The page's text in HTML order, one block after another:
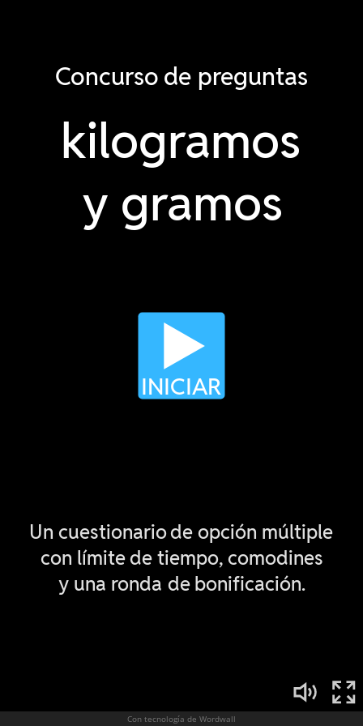
Con tecnología de Wordwall